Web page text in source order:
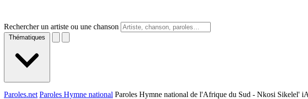
Rechercher un artiste ou une chanson
Thématiques
Paroles.net Paroles Hymne national Paroles Hymne national de l'Afrique du Sud - Nkosi Sikelel'